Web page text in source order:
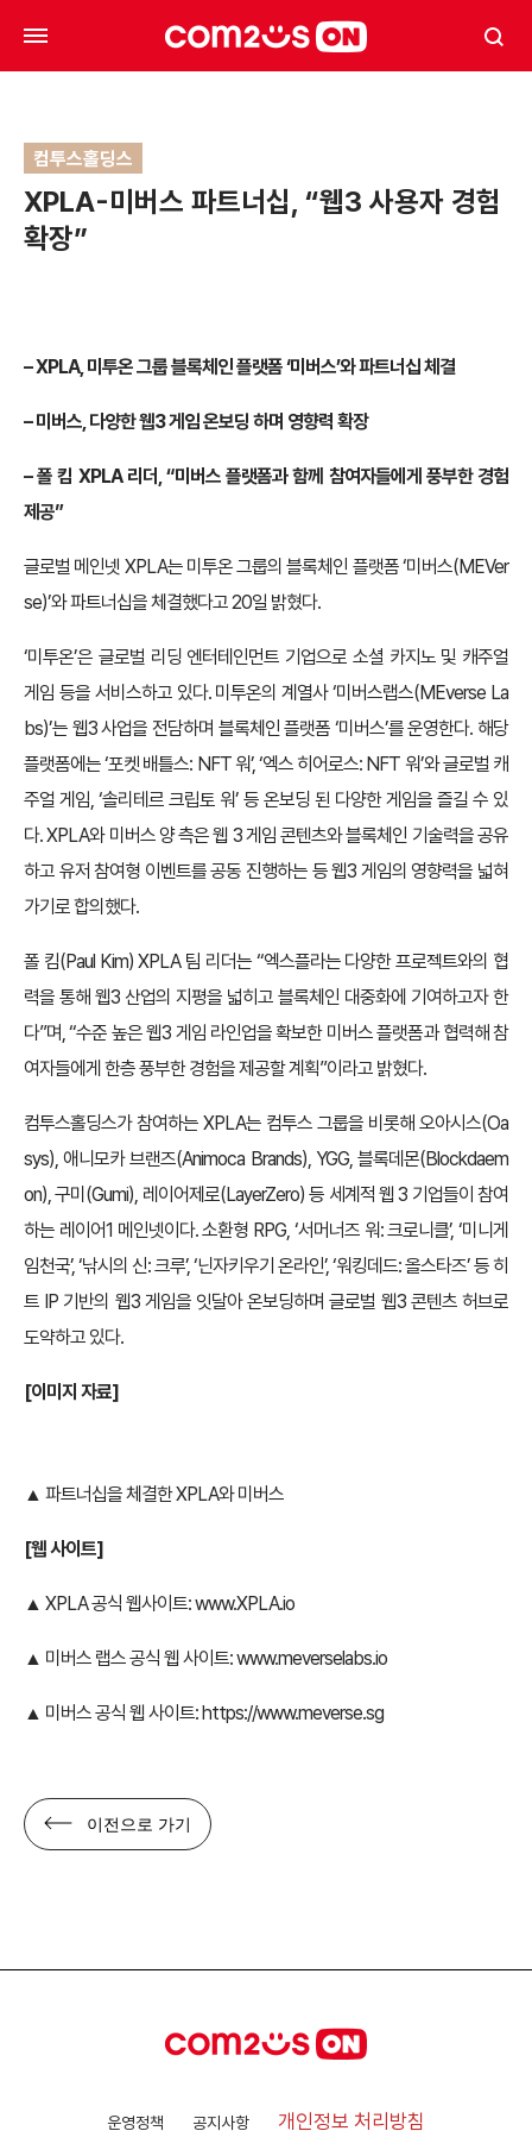
컴투스홀딩스
XPLA-미버스 파트너십, “웹3 사용자 경험
확장”
– XPLA,미투온 그룹 블록체인 플랫폼 ‘미버스’와 파트너십 체결
–미버스, 다양한 웹3 게임 온보딩 하며 영향력 확장
–폴 킴 XPLA 리더, “미버스 플랫폼과 함께 참여자들에게 풍부한 경험
제공”
글로벌 메인넷 XPLA는 미투온 그룹의 블록체인 플랫폼 ‘미버스(MEVer
se)’와 파트너십을 체결했다고 20일 밝혔다.
‘미투온’은 글로벌 리딩 엔터테인먼트 기업으로 소셜 카지노 및 캐주얼
게임 등을 서비스하고 있다. 미투온의 계열사 ‘미버스랩스(MEverse La
bs)’는 웹3 사업을 전담하며 블록체인 플랫폼 ‘미버스’를 운영한다. 해당
플랫폼에는 ‘포켓 배틀스: NFT 워’, ‘엑스 히어로스: NFT 워’와 글로벌 캐
주얼 게임, ‘솔리테르 크립토 워’ 등 온보딩 된 다양한 게임을 즐길 수 있
다. XPLA와 미버스 양 측은 웹 3 게임 콘텐츠와 블록체인 기술력을 공유
하고 유저 참여형 이벤트를 공동 진행하는 등 웹3 게임의 영향력을 넓혀
가기로 합의했다.
폴 킴(Paul Kim) XPLA 팀 리더는 “엑스플라는 다양한 프로젝트와의 협
력을 통해 웹3 산업의 지평을 넓히고 블록체인 대중화에 기여하고자 한
다”며, “수준 높은 웹3 게임 라인업을 확보한 미버스 플랫폼과 협력해 참
여자들에게 한층 풍부한 경험을 제공할 계획”이라고 밝혔다.
컴투스홀딩스가 참여하는 XPLA는 컴투스 그룹을 비롯해 오아시스(Oa
sys), 애니모카 브랜즈(Animoca Brands), YGG, 블록데몬(Blockdaem
on), 구미(Gumi), 레이어제로(LayerZero) 등 세계적 웹 3 기업들이 참여
하는 레이어1 메인넷이다. 소환형 RPG, ‘서머너즈 워: 크로니클’, ‘미니게
임천국’, ‘낚시의 신: 크루’, ‘닌자키우기 온라인’, ‘워킹데드: 올스타즈’ 등 히
트 IP 기반의 웹3 게임을 잇달아 온보딩하며 글로벌 웹3 콘텐츠 허브로
도약하고 있다.
[이미지 자료]
▲ 파트너십을 체결한 XPLA와 미버스
[웹 사이트]
▲ XPLA 공식 웹사이트:www.XPLA.io
▲ 미버스 랩스 공식 웹 사이트:www.meverselabs.io
▲ 미버스 공식 웹 사이트:https://www.meverse.sg
이전으로 가기
운영정책 공지사항 개인정보 처리방침